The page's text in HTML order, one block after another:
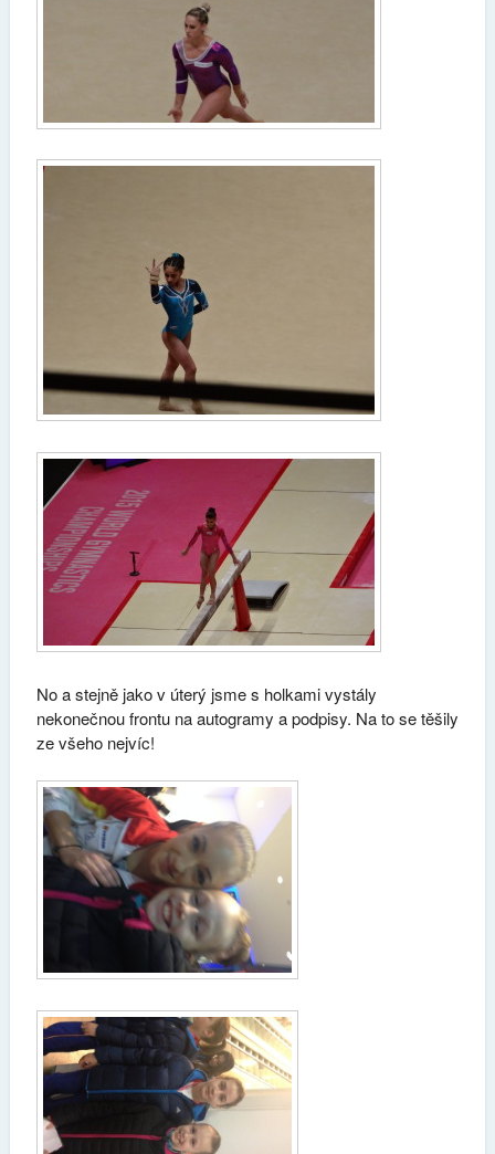
No a stejně jako v úterý jsme s holkami vystály
nekonečnou frontu na autogramy a podpisy. Na to se těšily
ze všeho nejvíc!